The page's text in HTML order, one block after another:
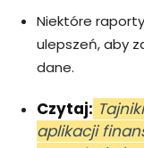
Niektóre
ulepszeń, aby
dane.
Czytaj:
aplikacji